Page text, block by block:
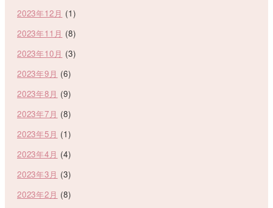
2023年12月 (1)
2023年11月 (8)
2023年10月 (3)
2023年9月 (6)
2023年8月 (9)
2023年7月 (8)
2023年5月 (1)
2023年4月 (4)
2023年3月 (3)
2023年2月 (8)